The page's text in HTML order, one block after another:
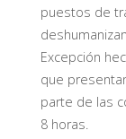
puestos de
Excepción
que
parte de las
8 horas.